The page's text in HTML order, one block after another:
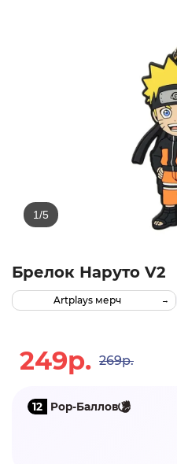
Брелок Наруто V2
Artplays мерч
249р. 269р.
12 Pop-Баллов